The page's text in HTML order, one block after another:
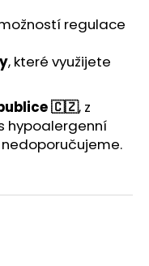
regulace
, které využijete
🇨🇿, z
hypoalergenní
nedoporučujeme.